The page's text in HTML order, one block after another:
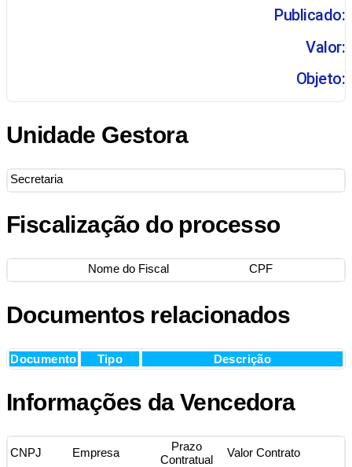
Publicado:
Valor:
Objeto:
Unidade Gestora
Secretaria
Fiscalização do processo
Nome do Fiscal CPF
Documentos relacionados
Documento Tipo Descrição
Informações da Vencedora
CNPJ Empresa
Prazo
Contratual
Valor Contrato